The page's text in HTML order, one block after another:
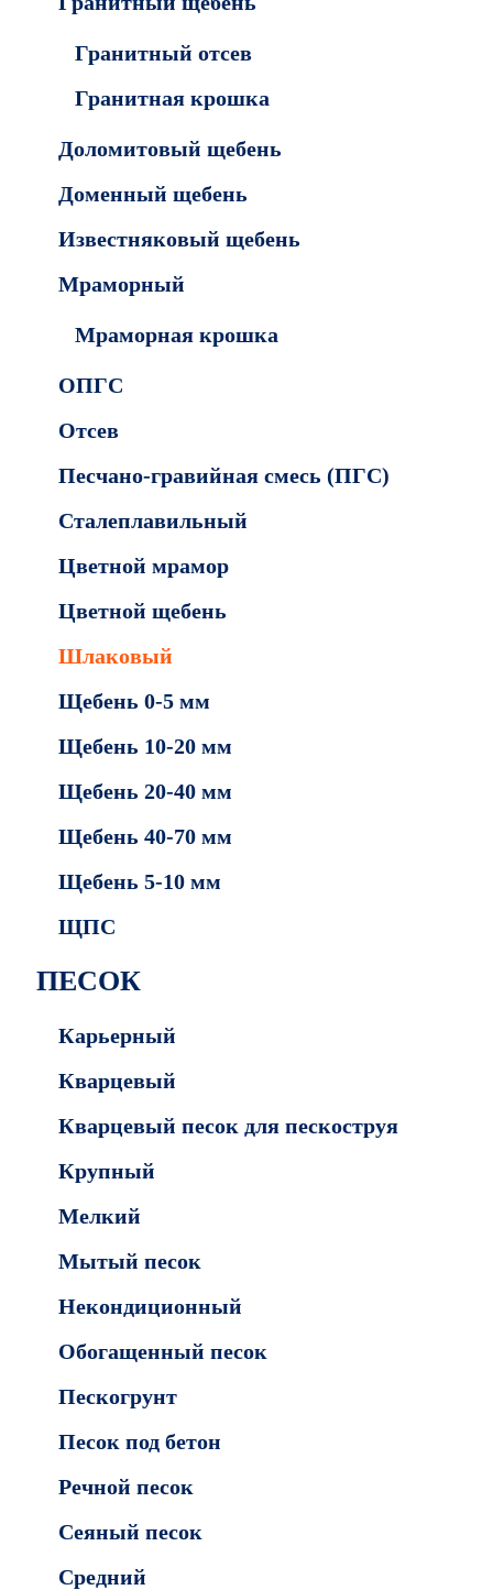
Гранитный отсев
Гранитная крошка
Доломитовый щебень
Доменный щебень
Известняковый щебень
Мраморный
Мраморная крошка
ОПГС
Отсев
Песчано-гравийная смесь (ПГС)
Сталеплавильный
Цветной мрамор
Цветной щебень
Шлаковый
Щебень 0-5 мм
Щебень 10-20 мм
Щебень 20-40 мм
Щебень 40-70 мм
Щебень 5-10 мм
ЩПС
ПЕСОК
Карьерный
Кварцевый
Кварцевый песок для пескоструя
Крупный
Мелкий
Мытый песок
Некондиционный
Обогащенный песок
Пескогрунт
Песок под бетон
Речной песок
Сеяный песок
Средний